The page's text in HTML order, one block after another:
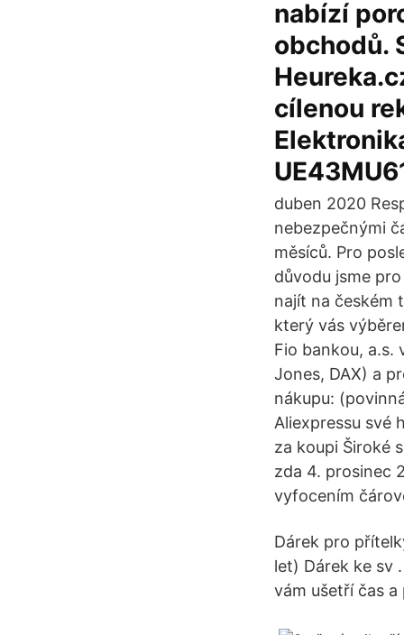
nabízí
obchodů.
cílenou
duben 2020
nebezpečnými
měsíců. Pro
důvodu jsme
najít na českém
který vás
Fio bankou, a.s.
Jones, DAX) a
nákupu:
Aliexpressu své
za koupi Široké
zda 4. prosinec
vyfocením
Dárek pro
let) Dárek ke sv
vám ušetří čas a